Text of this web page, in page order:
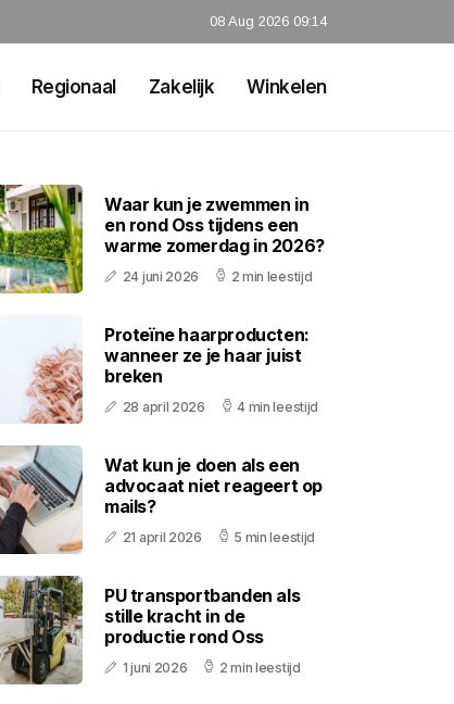
08 Aug 2026 09:14
Regionaal Zakelijk Winkelen
Waar kun je zwemmen in
en rond Oss tijdens een
warme zomerdag in 2026?
24 juni 2026 2 min leestijd
Proteïne haarproducten:
wanneer ze je haar juist
breken
28 april 2026 4 min leestijd
Wat kun je doen als een
advocaat niet reageert op
mails?
21 april 2026 5 min leestijd
PU transportbanden als
stille kracht in de
productie rond Oss
1 juni 2026 2 min leestijd